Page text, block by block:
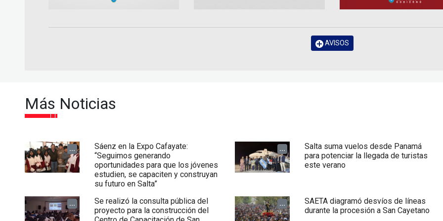
AVISOS
Más Noticias
...
Sáenz en la Expo Cafayate:
“Seguimos generando
oportunidades para que los jóvenes
estudien, se capaciten y construyan
su futuro en Salta”
...
Salta suma vuelos desde Panamá
para potenciar la llegada de turistas
este verano
...
Se realizó la consulta pública del
proyecto para la construcción del
...
SAETA diagramó desvíos de líneas
durante la procesión a San Cayetano